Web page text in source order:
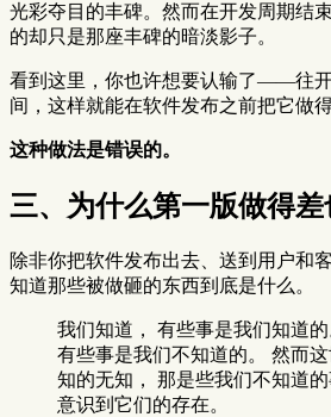
光彩夺目的丰碑。然而在开发周期结
的却只是那座丰碑的暗淡影子。
看到这里，你也许想要认输了——往
间，这样就能在软件发布之前把它做得
这种做法是错误的。
三、为什么第一版做得
除非你把软件发布出去、送到用户和
知道那些被做砸的东西到底是什么。
我们知道， 有些事是我们知道的
有些事是我们不知道的。 然而
知的无知， 那是些我们不知道
意识到它们的存在。